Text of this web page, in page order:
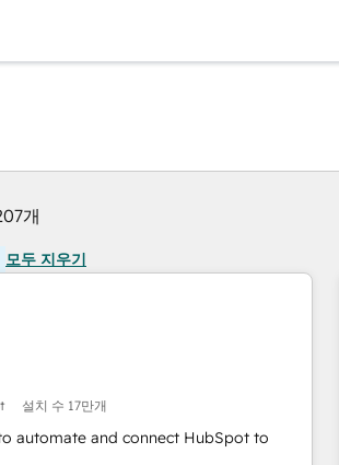
개
모두 지우기
설치 수 17만개
automate and connect HubSpot to